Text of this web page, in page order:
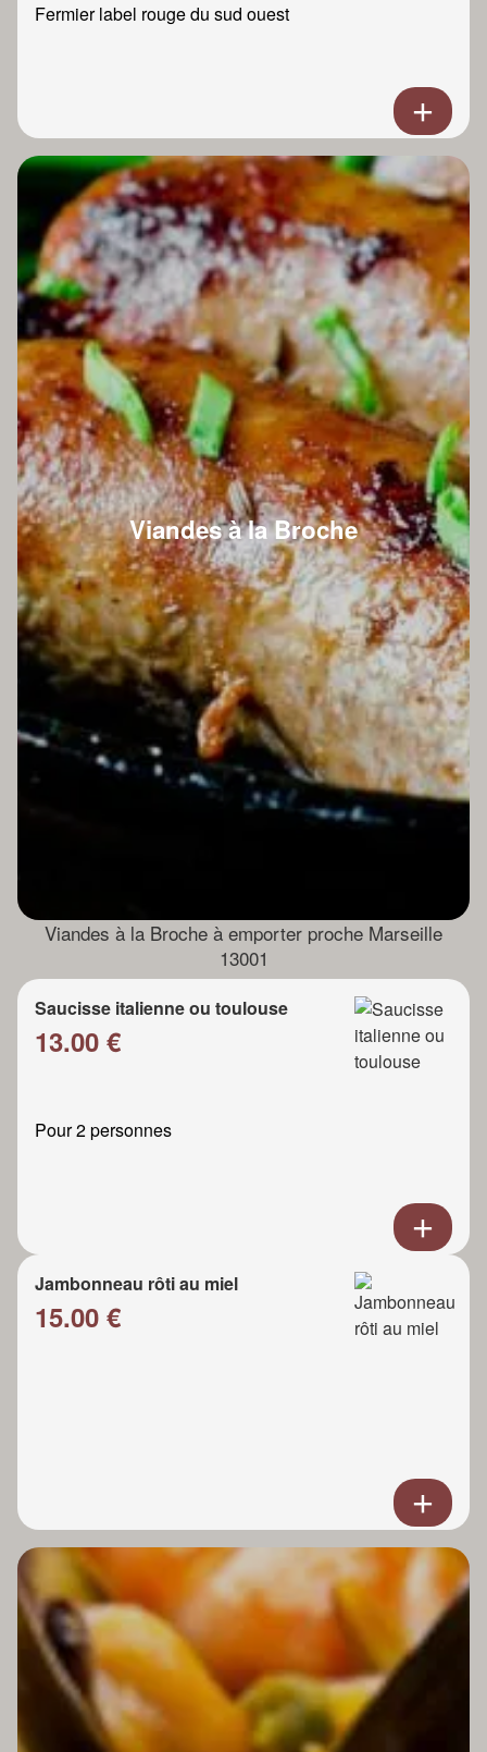
Fermier label rouge du sud ouest
Viandes à la Broche
Viandes à la Broche à emporter proche Marseille
13001
Saucisse italienne ou toulouse
13.00 €
Pour 2 personnes
Jambonneau rôti au miel
15.00 €